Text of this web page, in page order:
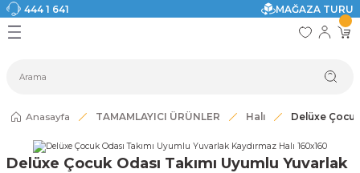
444 1 641
MAĞAZA TURU
Geri Dön
Geri Dön
Geri Dön
Geri Dön
Geri Dön
Geri Dön
Anasayfa TAMAMLAYICI ÜRÜNLER Halı Delüxe
Delüxe Çocuk Odası Takımı Uyumlu Yuvarlak